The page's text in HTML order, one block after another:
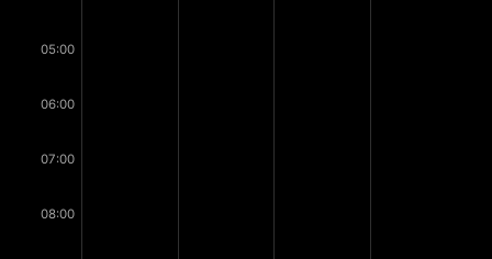
05:00
06:00
07:00
08:00